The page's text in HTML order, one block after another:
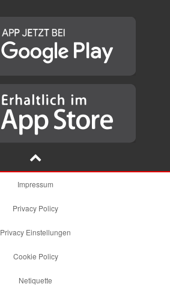
Impressum
Privacy Policy
Privacy Einstellungen
Cookie Policy
Netiquette